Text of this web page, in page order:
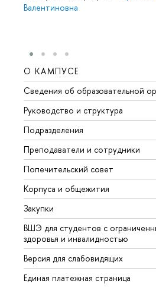
Валентиновна
О КАМПУСЕ
Сведения об образовательной
Руководство и структура
Подразделения
Преподаватели и сотрудники
Попечительский совет
Корпуса и общежития
Закупки
ВШЭ для студентов с
здоровья и инвалидностью
Версия для слабовидящих
Единая платежная страница